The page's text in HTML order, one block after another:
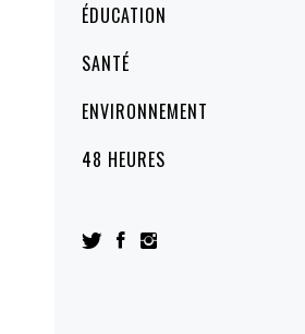
ÉDUCATION
SANTÉ
ENVIRONNEMENT
48 HEURES